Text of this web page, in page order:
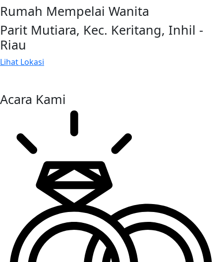
Rumah Mempelai Wanita
Parit Mutiara, Kec. Keritang, Inhil -
Riau
Lihat Lokasi
Acara Kami